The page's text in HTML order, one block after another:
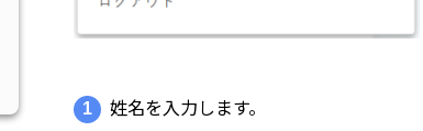
1 姓名を入力します。